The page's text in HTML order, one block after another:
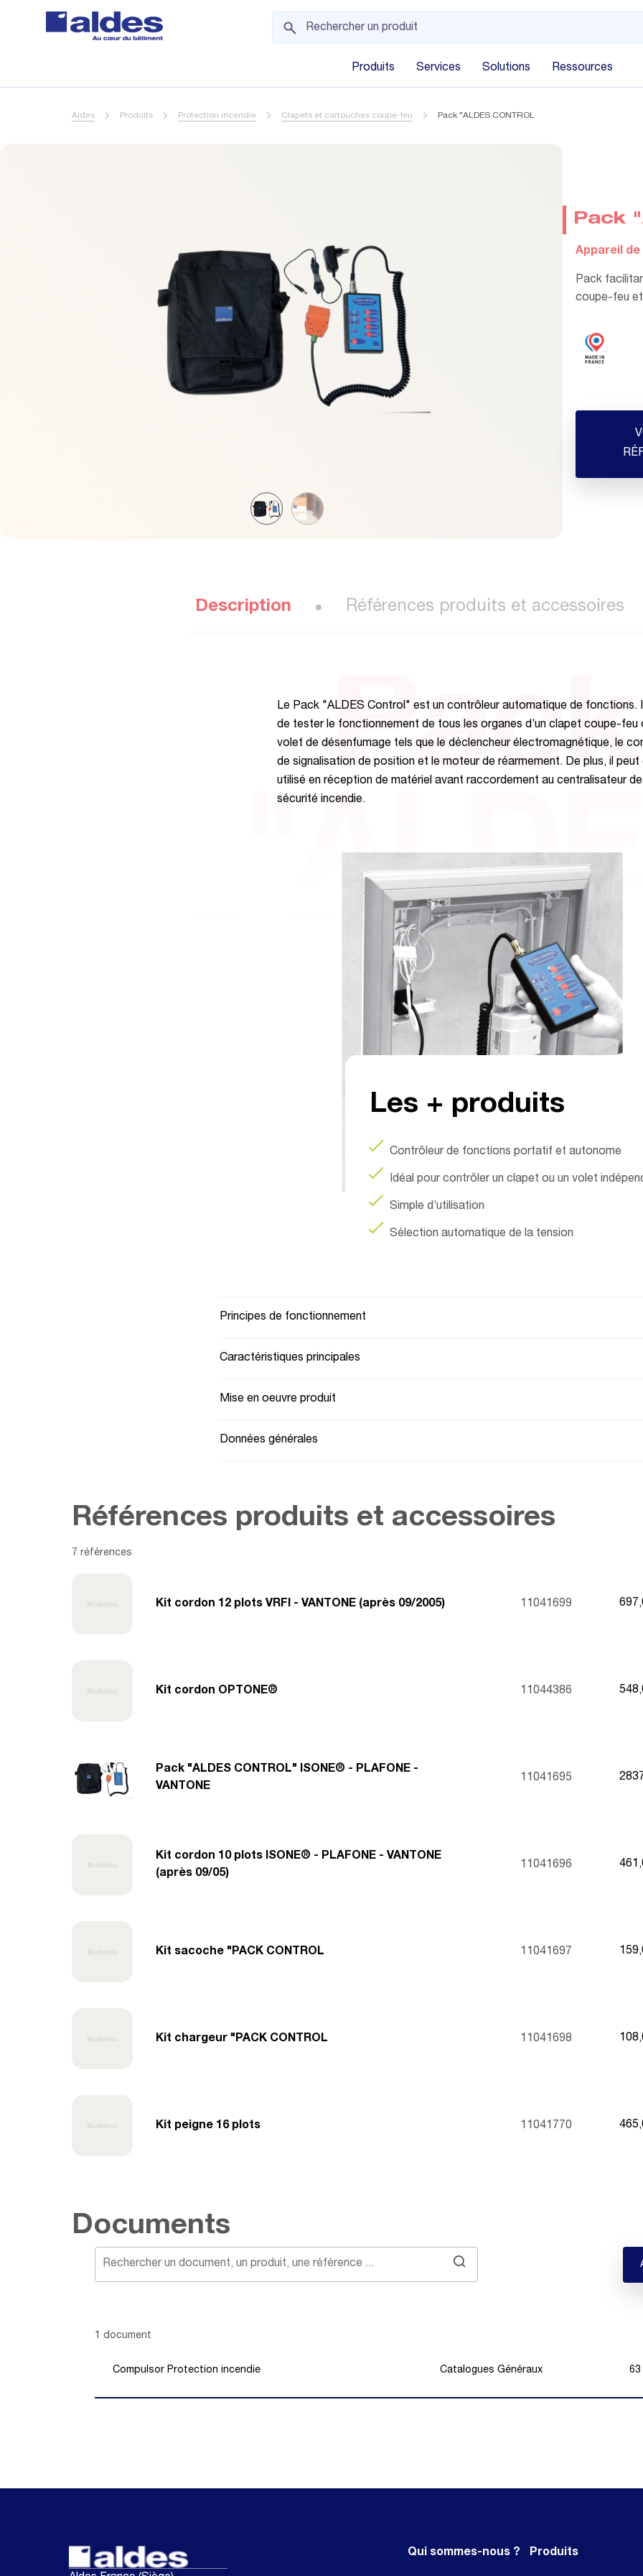
Produits Services Solutions Ressources
Aldes Produits Protection incendie Clapets et cartouches coupe-feu Pack "ALDES CONTROL
Pack
Appareil
Pack
coupe-feu
Description Références produits et accessoires
Pack
Le Pack "ALDES Control" est un contrôleur automatique de fonctions.
de tester le fonctionnement de tous les organes d’un clapet coupe-feu
volet de désenfumage tels que le déclencheur électromagnétique, le
de signalisation de position et le moteur de réarmement. De plus, il peut
utilisé en réception de matériel avant raccordement au centralisateur
sécurité incendie.
Les + produits
Contrôleur de fonctions portatif et autonome
Idéal pour contrôler un clapet ou un volet
Simple d’utilisation
Sélection automatique de la tension
Principes de fonctionnement
Caractéristiques principales
Mise en oeuvre produit
Données générales
Références produits et accessoires
7 références
Kit cordon 12 plots VRFI - VANTONE (après 09/2005) 11041699
Kit cordon OPTONE® 11044386
Pack "ALDES CONTROL" ISONE® - PLAFONE -
VANTONE
11041695
Kit cordon 10 plots ISONE® - PLAFONE - VANTONE
(après 09/05)
11041696
Kit sacoche "PACK CONTROL 11041697
Kit chargeur "PACK CONTROL 11041698
Kit peigne 16 plots 11041770
Documents
Showing 1 -
1 document
Compulsor Protection incendie Catalogues Généraux 63
Qui sommes-nous ? Produits